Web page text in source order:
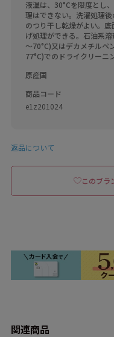
液温は、30°Cを限度とし
理はできない。洗濯処理
のつり干し乾燥がよい。
げ処理ができる。石油系
～70°C)又はデカメチルペ
77°C)でのドライクリーニ
原産国
商品コード
e1z201024
返品について
このブラ
関連商品